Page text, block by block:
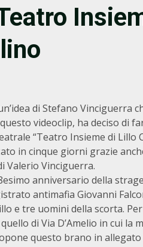
di Stefano Vinciguerra
videoclip, ha deciso di
“Teatro Insieme di Lillo
in cinque giorni grazie
Valerio Vinciguerra.
anniversario della
antimafia Giovanni
e tre uomini della scorta.
di Via D’Amelio in cui
questo brano in